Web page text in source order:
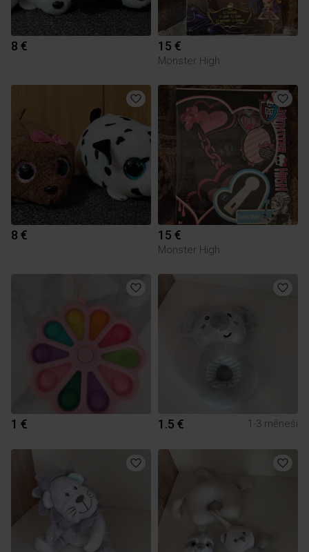
8 € 15 €
Monster High
8 € 15 €
Monster High
1 € 1.5 € 1-3 mēneši